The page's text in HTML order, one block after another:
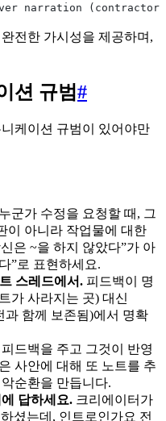
narration (contractor
전한 가시성을 제공하며,
션 규범#
케이션 규범이 있어야만
누군가 수정을 요청할 때, 그
이 아니라 작업물에 대한
은 ~을 하지 않았다”가 아
”로 표현하세요.
스레드에서. 피드백이 명
가 사라지는 곳) 대신
과 함께 보존됨)에서 명확
피드백을 주고 그것이 반영
사안에 대해 또 노트를 추
순환을 만듭니다.
답하세요. 크리에이터가
셨는데, 인트로인가요 전